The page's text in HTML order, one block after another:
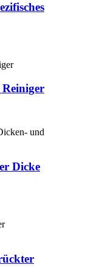
Dicke